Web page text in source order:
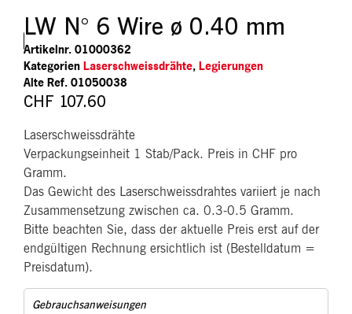
LW N° 6 Wire ø 0.40 mm
Artikelnr. 01000362
Kategorien Laserschweissdrähte, Legierungen
01050038
CHF 107.60
Laserschweissdrähte
Verpackungseinheit 1 Stab/Pack. Preis in CHF pro
Gramm.
Das Gewicht des Laserschweissdrahtes variiert je nach
Zusammensetzung zwischen ca. 0.3-0.5 Gramm.
Bitte beachten Sie, dass der aktuelle Preis erst auf der
endgültigen Rechnung ersichtlich ist (Bestelldatum =
Preisdatum).
Gebrauchsanweisungen